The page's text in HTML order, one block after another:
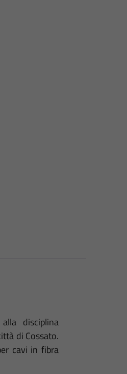
disciplina
di Cossato.
cavi in fibra